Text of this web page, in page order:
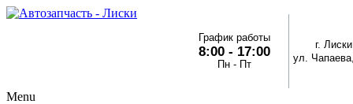
График работы
8:00 - 17:00
Пн - Пт
г.
ул.
Menu